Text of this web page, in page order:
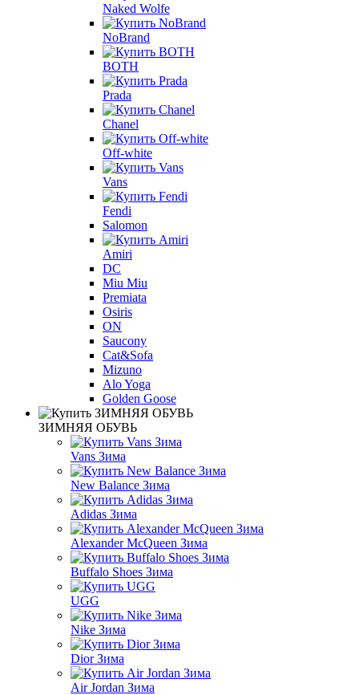
Naked Wolfe
NoBrand
BOTH
Prada
Chanel
Off-white
Vans
Fendi
Salomon
Amiri
DC
Miu Miu
Premiata
Osiris
ON
Saucony
Cat&Sofa
Mizuno
Alo Yoga
Golden Goose
ЗИМНЯЯ ОБУВЬ
Vans Зима
New Balance Зима
Adidas Зима
Alexander McQueen Зима
Buffalo Shoes Зима
UGG
Nike Зима
Dior Зима
Air Jordan Зима